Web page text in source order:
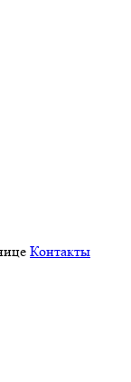
Контакты